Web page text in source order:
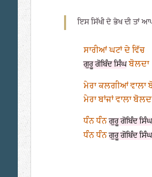
ਇਸ ਸਿੱਖੀ ਦੇ ਭੇਖ ਦੀ ਤਾਂ
ਸਾਰੀਆਂ ਘਟਾਂ ਦੇ ਵਿੱਚ
ਗੁਰੂ ਗੋਬਿੰਦ ਸਿੰਘਬੋਲਦਾ
ਮੇਰਾ ਕਲਗੀਆਂ ਵਾਲਾ
ਮੇਰਾ ਬਾਂਜਾਂ ਵਾਲਾ
ਧੰਨ ਧੰਨਗੁਰੂ ਗੋਬਿੰਦ ਸਿੰਘ
ਧੰਨ ਧੰਨਗੁਰੂ ਗੋਬਿੰਦ ਸਿੰਘ